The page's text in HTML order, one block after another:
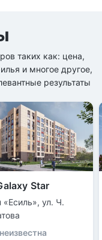
таких как: цена,
и многое другое,
результаты
Star
«Есиль», ул. Ч.